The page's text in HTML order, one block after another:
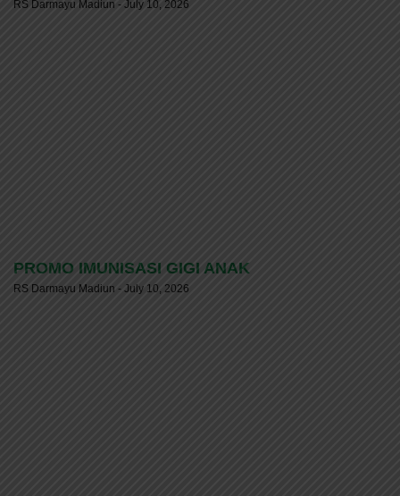
RS Darmayu Madiun July 10, 2026
PROMO IMUNISASI GIGI ANAK
RS Darmayu Madiun July 10, 2026